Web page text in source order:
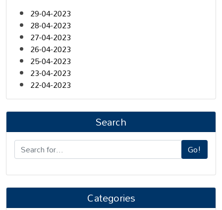
29-04-2023
28-04-2023
27-04-2023
26-04-2023
25-04-2023
23-04-2023
22-04-2023
Search
Go!
Categories